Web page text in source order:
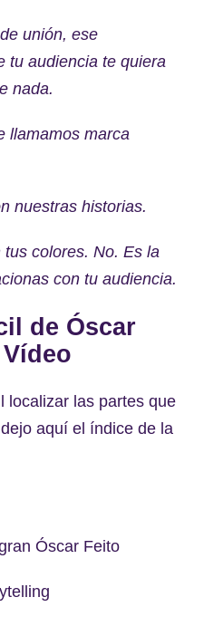
unión, ese
tu audiencia te quiera
nada.
llamamos marca
nuestras historias.
colores. No. Es la
con tu audiencia.
de Óscar
localizar las partes que
aquí el índice de la
Óscar Feito